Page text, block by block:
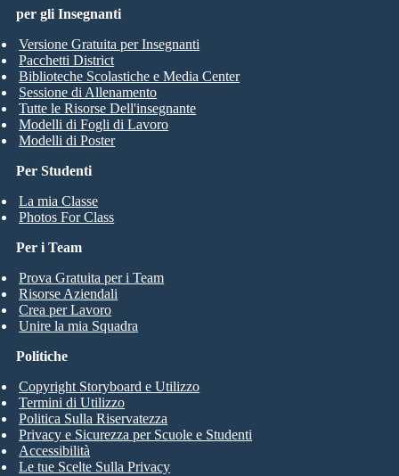
Per Studenti
La mia Classe
Photos For Class
per gli Insegnanti
Versione Gratuita per Insegnanti
Pacchetti District
Biblioteche Scolastiche e Media Center
Sessione di Allenamento
Tutte le Risorse Dell'insegnante
Modelli di Fogli di Lavoro
Modelli di Poster
Per i Team
Prova Gratuita per i Team
Risorse Aziendali
Crea per Lavoro
Unire la mia Squadra
Politiche
Copyright Storyboard e Utilizzo
Termini di Utilizzo
Politica Sulla Riservatezza
Privacy e Sicurezza per Scuole e Studenti
Accessibilità
Le tue Scelte Sulla Privacy